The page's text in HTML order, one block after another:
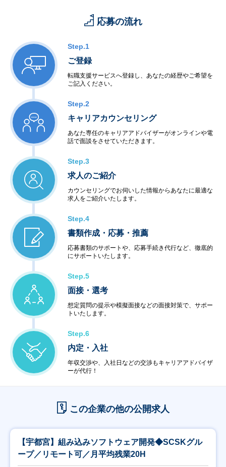
応募の流れ
Step.1
ご登録
転職支援サービスへ登録し、あなたの経歴やご希望を
ご記入ください。
Step.2
キャリアカウンセリング
あなた専任のキャリアアドバイザーがオンラインや電
話で面談をさせていただきます。
Step.3
求人のご紹介
カウンセリングでお伺いした情報からあなたに最適な
求人をご紹介いたします。
Step.4
書類作成・応募・推薦
応募書類のサポートや、応募手続き代行など、徹底的
にサポートいたします。
Step.5
面接・選考
想定質問の提示や模擬面接などの面接対策で、サポー
トいたします。
Step.6
内定・入社
年収交渉や、入社日などの交渉もキャリアアドバイザ
ーが代行！
この企業の他の公開求人
【宇都宮】組み込みソフトウェア開発◆SCSKグル
ープ／リモート可／月平均残業20H